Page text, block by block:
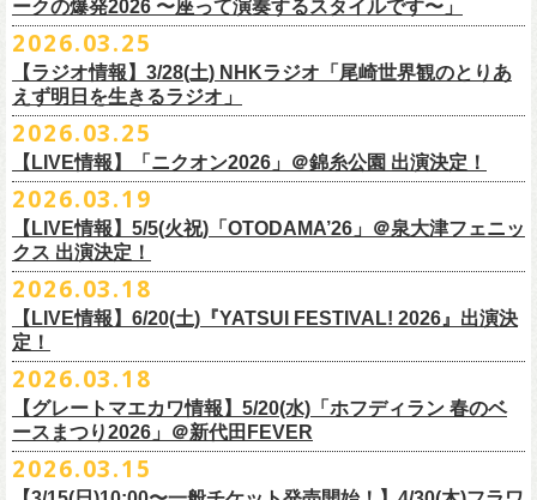
◎「レッツけんこうアンブレラチャーム」（ランダム）イエローver.
価格：￥500(税込)
仕様：チャーム4種（けいくん、まーちゃん、けんちゃん、
ミ蒸着袋入り(*どれになるかお楽しみスタイル）
素材 ： 黄色アクリル , シリコンリング , ステンレス製カニカン
サイズ ： （本体）40×28mm 厚み3mm
ミ蒸着袋入り(*どれになるかお楽しみスタイル）
素材 ： 白アクリル , シリコンリング , ステンレス製カニカン
サイズ ： （本体）40×28mm 厚み3mm
一般チケット発売日：8月8日(土)
◎「レッツけんこうステッカーセット」*6枚組
価格：￥1,000（税込）
素材 ： 塩ビ
各サイズ
けいくん：51×74mm
まーちゃん：44×70mm
けんちゃん：41×64mm
こにし：49×66mm
バンドロゴ：74×45mm
チキパン(CHICKEN PUNKS)：45×90mm
☆HP先行：
受付期間：4/16(木)12:00〜4/26(日)23:59
受付URL：https://eplus.jp/jpk-tour26/
◎怒髪天&フラワーカンパニーズ presents 「ジャンピング乾杯TOUR
2026 “オレたち足腰お達者くらぶ”」
・9月5日(土) 滋賀U☆STONE 17:00/17:30 （問）清水音泉 06-6357-
3666 (平日12:00〜17:00) info@shimizuonsen.com
・9月6日(日) 伊勢RHYTHM 16:00/16:30 （問）JAILHOUSE 052-936-
6041www.jailhouse.jp
・9月12日(土) 弘前KEEP THE BEAT 17:00/17:30 （問）ノースロード
ミュージック秋田 018-833-7100
・9月13日(日) 秋田Club SWINDLE 15:30/16:00 （問）ノースロードミュ
ージック秋田 018-833-7100
出演：怒髪天、フラワーカンパニーズ
チケット料金：オールスタンディング ￥6,900（税込/ドリンク代別途
要）※未就学児童入場不可(小学生以上のご入場される方全てにチケット
必要)
一般チケット発売日：6月6日(土)
価格：￥1,800 (税込)
カラー：ホワイト
サイズ：82cm × 34cm
素材：綿100%
会場：奄美大島＠ LIVE BOX MA・YASCO
出演：フラワーカンパニーズ
オープニングアクトあり：ずぶ濡れブラザーズ
チケット料金：前売 ¥3,800（税込/全自由席/整理番号付/ドリンク代別途
要）
一般チケット発売日：6月6日(土)予定
問い合わせ：LIVE BOX MA・YASCO
◎「グレートマエカワ第57回誕生日会 in 奄美大島」
日時：2026年9月27日(日) 開場17:00 開演18:00
会場：奄美大島＠ ROAD HOUSE ASiVi
出演：フラワーカンパニーズ
オープニングアクトあり：楠田莉子BAND
チケット料金：前売 ¥4,500（税込/整理番号付/ドリンク代別途要）
一般チケット発売日：6月6日(土)予定
問い合わせ：ROAD HOUSE ASiVi
サンボマスター夏の東北７か所を廻るツアー「ロックンロール デスティ
ネーション in とうほく 「from ふくしま for ふくしま」、7/25(土)石巻、
7/26(日)宮古の2公演にフラワーカンパニーズの出演が決定！
久しぶりのサンボマスターとの対バン、どうぞお楽しみに！
◎サンボマスター「ロックンロール デスティネーション in とうほく
「from ふくしま for ふくしま」
＊石巻公演
日時：2026年7月25日(土) 開場 17:30 / 開演 18:00
会場：宮城・石巻BLUE RESISTANCE
出演：サンボマスター、フラワーカンパニーズ
チケット料金：
前売 ¥5,500(税込/ドリンク代別）
U-22割 ￥4,500(税込/ドリンク代別/身分証持参必須（コピー不可/公演当
日提示できない場合は一般価格チケットとの差額分をお支払いいただき
ます)
※１人１枚※未就学児入場不可/小学生以上チケット必要
6/21(日)「G-FREAK FACTORY presents “MAD SOUL CONNECTION
vo.24″」＠前橋DYVER にて、G-FREAK FACTORYとの対バンが決定！
一般発売日に先がけ、4/4(土) 10:00よりオフィシャル先行受付もスター
ト。どうぞお見逃しなく！
◎「G-FREAK FACTORY presents “MAD SOUL CONNECTION vo.24″」
日時：2026年6月21日(日) 開場16:30 / 開演 17:00
「ARABAKI ROCK FEST.26」4/26(日)MICHINOKU PEACE SESSION
した！
◎「ARABAKI ROCK FEST.26」
ークの爆発2026 〜座って演奏するスタイルです〜」
2026.03.25
【ラジオ情報】3/28(土) NHKラジオ「尾崎世界観のとりあ
えず明日を生きるラジオ」
■3月28日(土)22:05〜22:55 NHKラジオ「尾崎世界観のとりあえず明日を
生きるラジオ」
＊鈴木圭介がゲストとして出演
https://www.nhk.jp/p/rs/KG9YLK9LWL/
2026.03.25
【LIVE情報】「ニクオン2026」＠錦糸公園 出演決定！
2026.03.19
【LIVE情報】5/5(火祝)「OTODAMA’26」＠泉大津フェニッ
クス 出演決定！
2026.03.18
【LIVE情報】6/20(土)『YATSUI FESTIVAL! 2026』出演決
定！
2026.03.18
【グレートマエカワ情報】5/20(水)「ホフディラン 春のベ
ースまつり2026」＠新代田FEVER
2026.03.15